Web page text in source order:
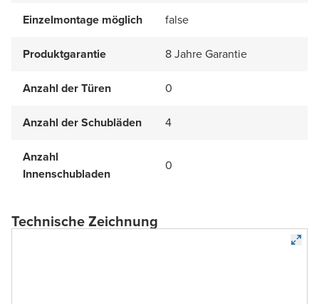
Einzelmontage möglich false
Produktgarantie 8 Jahre Garantie
Anzahl der Türen 0
Anzahl der Schubläden 4
Anzahl
Innenschubladen
0
Technische Zeichnung